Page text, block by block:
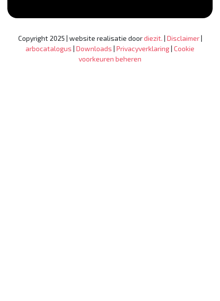
Copyright 2025 | website realisatie doordiezit. | Disclaimer|
arbocatalogus | Downloads | Privacyverklaring | Cookie
voorkeuren beheren